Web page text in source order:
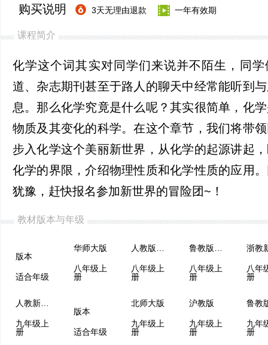
购买说明 3天无理由退款 一年有效期
课程简介
化学这个词其实对同学们来说并不陌生，同学
道、杂志期刊甚至于路人的聊天中经常能听到
息。那么化学究竟是什么呢？其实很简单，化
物质及其变化的科学。在这个章节，我们将带
步入化学这个美丽新世界，从化学的起源讲起
化学的界限，介绍物理性质和化学性质的应用
犹豫，赶快报名参加新世界的冒险团~！
教材版本与年级
版本
适合年级
华师大版
八年级上
册
八年级上
册
八年级上
册
浙教
八年
册
九年级上
册
版本
适合年级
北师大版
九年级上
册
沪教版
九年级上
册
鲁教
九年
册